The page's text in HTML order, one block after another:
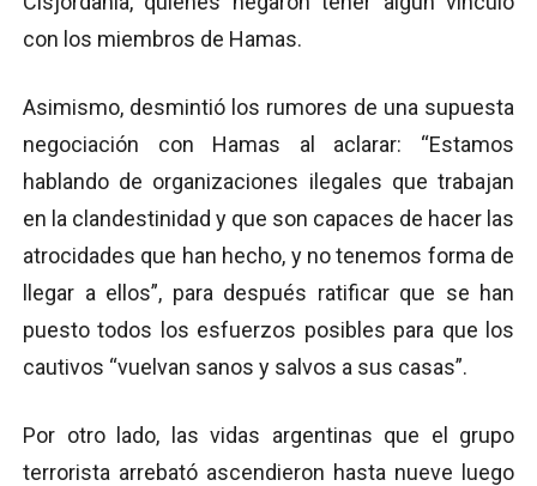
con los miembros de Hamas.
Asimismo, desmintió los rumores de una supuesta
negociación con Hamas al aclarar: “Estamos
hablando de organizaciones ilegales que trabajan
en la clandestinidad y que son capaces de hacer las
atrocidades que han hecho, y no tenemos forma de
llegar a ellos”, para después ratificar que se han
puesto todos los esfuerzos posibles para que los
cautivos “vuelvan sanos y salvos a sus casas”.
Por otro lado, las vidas argentinas que el grupo
terrorista arrebató ascendieron hasta nueve luego